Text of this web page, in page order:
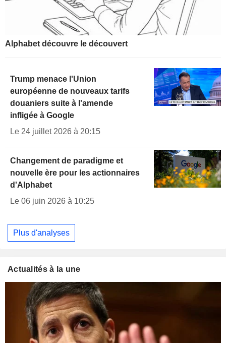
Alphabet découvre le découvert
Trump menace l'Union
européenne de nouveaux tarifs
douaniers suite à l'amende
infligée à Google
Le 24 juillet 2026 à 20:15
Changement de paradigme et
nouvelle ère pour les actionnaires
d'Alphabet
Le 06 juin 2026 à 10:25
Plus d'analyses
Actualités à la une